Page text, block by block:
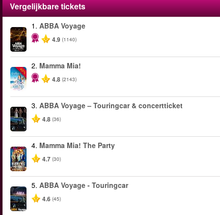
Vergelijkbare tickets
1. ABBA Voyage
4.9 (1140)
-40%
2. Mamma Mia!
4.8 (2143)
3. ABBA Voyage – Touringcar & concertticket
4.8 (36)
4. Mamma Mia! The Party
4.7 (30)
5. ABBA Voyage - Touringcar
4.6 (45)